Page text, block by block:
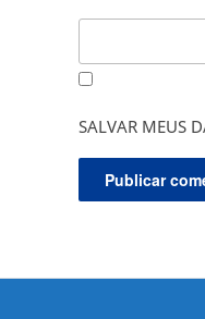
SALVAR MEUS